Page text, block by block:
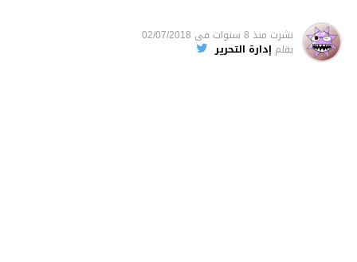
نشرت منذ 8 سنوات فى 02/07/2018
بقلم إدارة التحرير